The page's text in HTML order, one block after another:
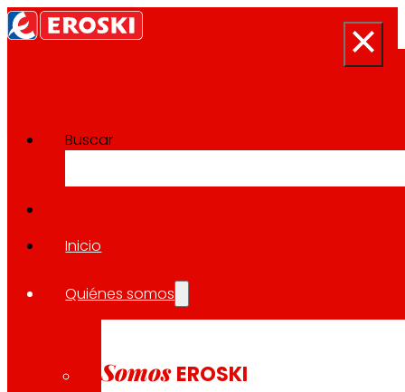
Buscar
Inicio
Quiénes somos
Somos EROSKI
Sala de prensa
Volver a todas las noticias
18.02.2025